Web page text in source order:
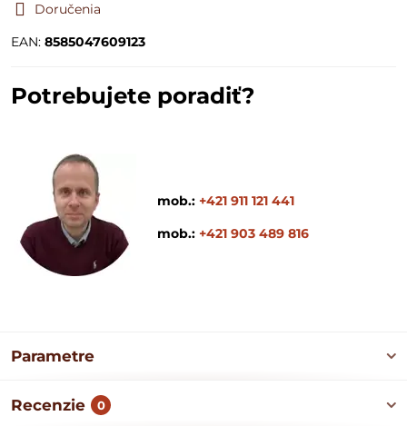
Doručenia
EAN: 8585047609123
Potrebujete poradiť?
mob.: +421 911 121 441
mob.: +421 903 489 816
Parametre
Recenzie 0